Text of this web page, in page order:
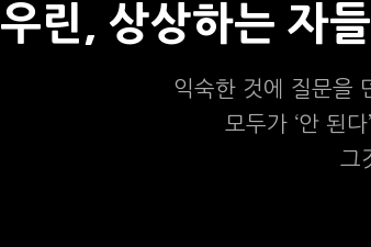
우린, 상상하는 자
익숙한 것에 질문을
모두가 ‘안 된
그